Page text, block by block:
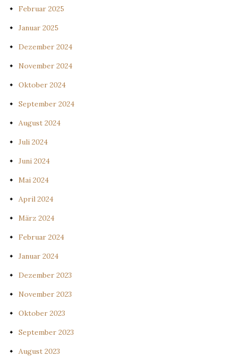
Februar 2025
Januar 2025
Dezember 2024
November 2024
Oktober 2024
September 2024
August 2024
Juli 2024
Juni 2024
Mai 2024
April 2024
März 2024
Februar 2024
Januar 2024
Dezember 2023
November 2023
Oktober 2023
September 2023
August 2023